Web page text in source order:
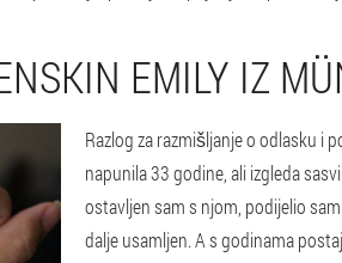
EMILY IZ
Razlog za razmišljanje o odlasku i
napunila 33 godine, ali izgleda
ostavljen sam s njom, podijelio
dalje usamljen. A s godinama